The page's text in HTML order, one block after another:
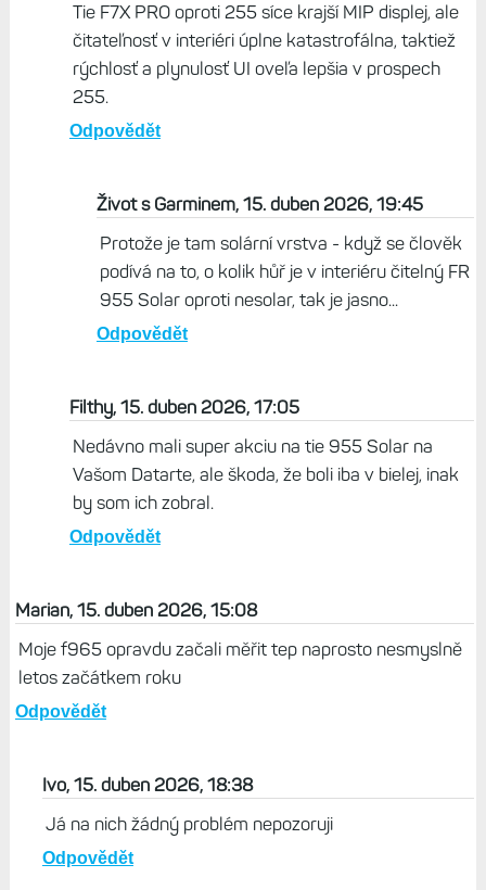
Tie F7X PRO oproti 255 síce krajší MIP displej, ale
čitateľnosť v interiéri úplne katastrofálna, taktiež
rýchlosť a plynulosť UI oveľa lepšia v prospech
255.
Odpovědět
Život s Garminem, 15. duben 2026, 19:45
Protože je tam solární vrstva - když se člověk
podívá na to, o kolik hůř je v interiéru čitelný FR
955 Solar oproti nesolar, tak je jasno...
Odpovědět
Filthy, 15. duben 2026, 17:05
Nedávno mali super akciu na tie 955 Solar na
Vašom Datarte, ale škoda, že boli iba v bielej, inak
by som ich zobral.
Odpovědět
Marian, 15. duben 2026, 15:08
Moje f965 opravdu začali měřit tep naprosto nesmyslně
letos začátkem roku
Odpovědět
Ivo, 15. duben 2026, 18:38
Já na nich žádný problém nepozoruji
Odpovědět